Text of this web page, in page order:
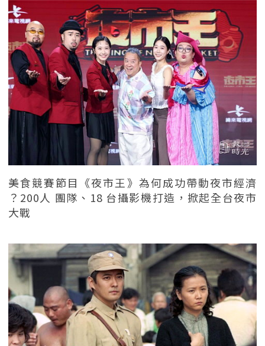
美食競賽節目《夜市王》為何成功帶動夜市經濟
？200人 團隊、18 台攝影機打造，掀起全台夜市
大戰